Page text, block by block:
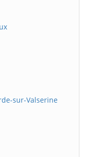
sur-Valserine